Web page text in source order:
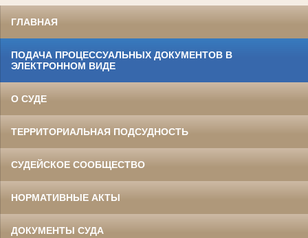
ГЛАВНАЯ
ПОДАЧА ПРОЦЕССУАЛЬНЫХ ДОКУМЕНТОВ В
ЭЛЕКТРОННОМ ВИДЕ
О СУДЕ
ТЕРРИТОРИАЛЬНАЯ ПОДСУДНОСТЬ
СУДЕЙСКОЕ СООБЩЕСТВО
НОРМАТИВНЫЕ АКТЫ
ДОКУМЕНТЫ СУДА